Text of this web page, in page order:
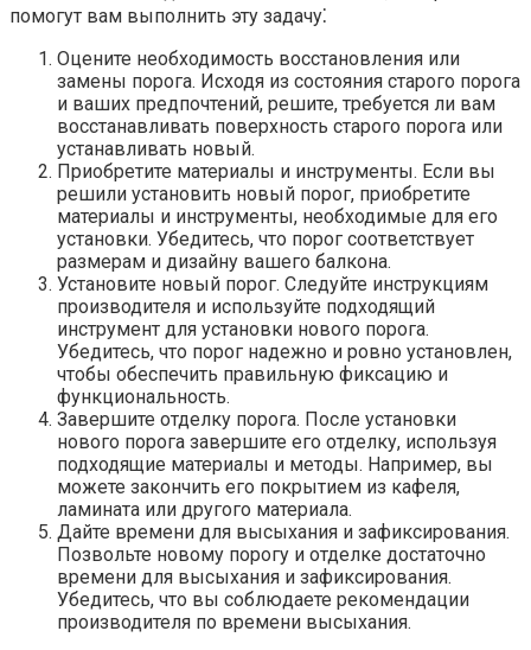
помогут вам выполнить эту задачу⁚
Оцените необходимость восстановления или
замены порога.​ Исходя из состояния старого порога
и ваших предпочтений, решите, требуется ли вам
восстанавливать поверхность старого порога или
устанавливать новый.​
Приобретите материалы и инструменты.​ Если вы
решили установить новый порог, приобретите
материалы и инструменты, необходимые для его
установки.​ Убедитесь, что порог соответствует
размерам и дизайну вашего балкона.​
Установите новый порог.​ Следуйте инструкциям
производителя и используйте подходящий
инструмент для установки нового порога.​
Убедитесь, что порог надежно и ровно установлен,
чтобы обеспечить правильную фиксацию и
функциональность.​
Завершите отделку порога.​ После установки
нового порога завершите его отделку, используя
подходящие материалы и методы. Например, вы
можете закончить его покрытием из кафеля,
ламината или другого материала.​
Дайте времени для высыхания и зафиксирования.​
Позвольте новому порогу и отделке достаточно
времени для высыхания и зафиксирования.​
Убедитесь, что вы соблюдаете рекомендации
производителя по времени высыхания.